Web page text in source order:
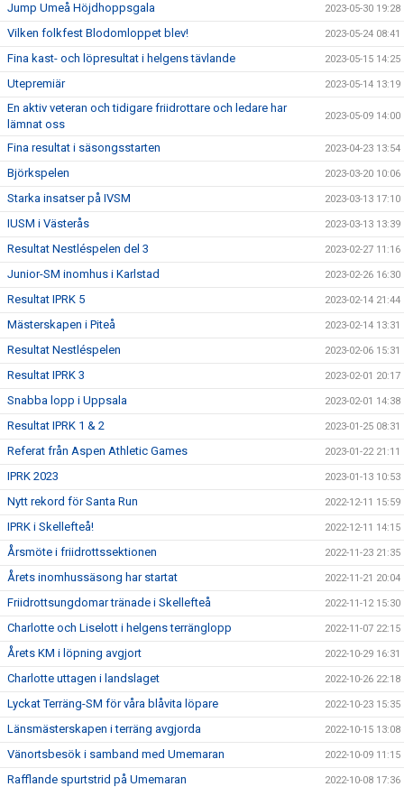
Jump Umeå Höjdhoppsgala 2023-05-30 19:28
Vilken folkfest Blodomloppet blev! 2023-05-24 08:41
Fina kast- och löpresultat i helgens tävlande 2023-05-15 14:25
Utepremiär 2023-05-14 13:19
En aktiv veteran och tidigare friidrottare och ledare har
lämnat oss
2023-05-09 14:00
Fina resultat i säsongsstarten 2023-04-23 13:54
Björkspelen 2023-03-20 10:06
Starka insatser på IVSM 2023-03-13 17:10
IUSM i Västerås 2023-03-13 13:39
Resultat Nestléspelen del 3 2023-02-27 11:16
Junior-SM inomhus i Karlstad 2023-02-26 16:30
Resultat IPRK 5 2023-02-14 21:44
Mästerskapen i Piteå 2023-02-14 13:31
Resultat Nestléspelen 2023-02-06 15:31
Resultat IPRK 3 2023-02-01 20:17
Snabba lopp i Uppsala 2023-02-01 14:38
Resultat IPRK 1 & 2 2023-01-25 08:31
Referat från Aspen Athletic Games 2023-01-22 21:11
IPRK 2023 2023-01-13 10:53
Nytt rekord för Santa Run 2022-12-11 15:59
IPRK i Skellefteå! 2022-12-11 14:15
Årsmöte i friidrottssektionen 2022-11-23 21:35
Årets inomhussäsong har startat 2022-11-21 20:04
Friidrottsungdomar tränade i Skellefteå 2022-11-12 15:30
Charlotte och Liselott i helgens terränglopp 2022-11-07 22:15
Årets KM i löpning avgjort 2022-10-29 16:31
Charlotte uttagen i landslaget 2022-10-26 22:18
Lyckat Terräng-SM för våra blåvita löpare 2022-10-23 15:35
Länsmästerskapen i terräng avgjorda 2022-10-15 13:08
Vänortsbesök i samband med Umemaran 2022-10-09 11:15
Rafflande spurtstrid på Umemaran 2022-10-08 17:36